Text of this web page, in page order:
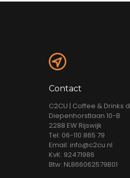
Contact
C2CU | Coffee & Drinks
Diepenhorstlaan 10-B
2288 EW Rijswijk
Tel: 06-110 865 79
Email: info@c2cu.nl
KvK: 92471986
Btw: NL866062579B01